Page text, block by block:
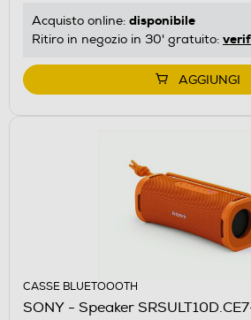
Acquisto online: disponibile
Ritiro in negozio in 30' gratuito:
AGGIUNGI
CASSE BLUETOOOTH
SONY - Speaker